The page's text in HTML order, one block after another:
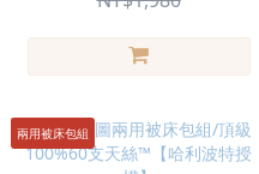
兩用被床包組